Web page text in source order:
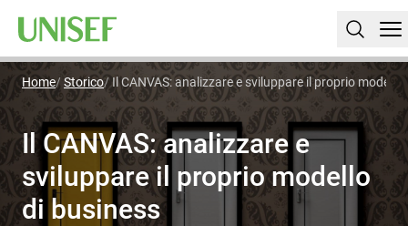
Home Storico Il CANVAS: analizzare e sviluppare il proprio modello
Il CANVAS: analizzare e
sviluppare il proprio modello
di business